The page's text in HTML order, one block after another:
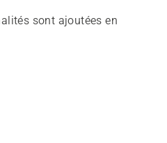
sont ajoutées en